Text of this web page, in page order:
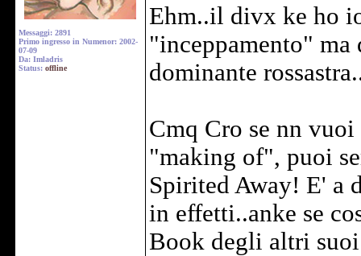
Messaggi: 2891
Primo ingresso in Numenor: 2002-
07-09
Da: Imladris
Status: offline
Ehm..il divx ke ho
"inceppamento" ma
dominante
Cmq Cro se nn
"making of", puoi
Spirited Away! E' a
in effetti..anke se
Book degli altri